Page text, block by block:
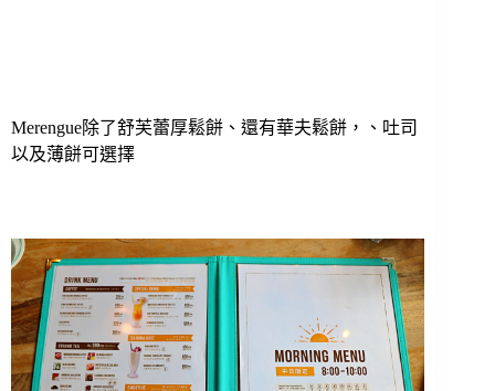
Merengue除了舒芙蕾厚鬆餅、還有華夫鬆餅，、吐司
以及薄餅可選擇